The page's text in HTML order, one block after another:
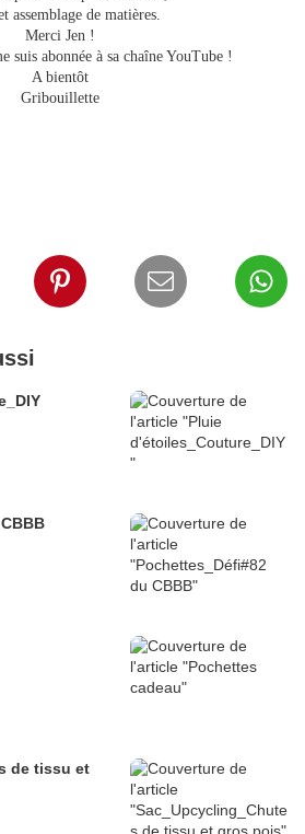
assemblage de matières.
Merci Jen !
suis abonnée à sa chaîne YouTube !
A bientôt
Gribouillette
de tissu et